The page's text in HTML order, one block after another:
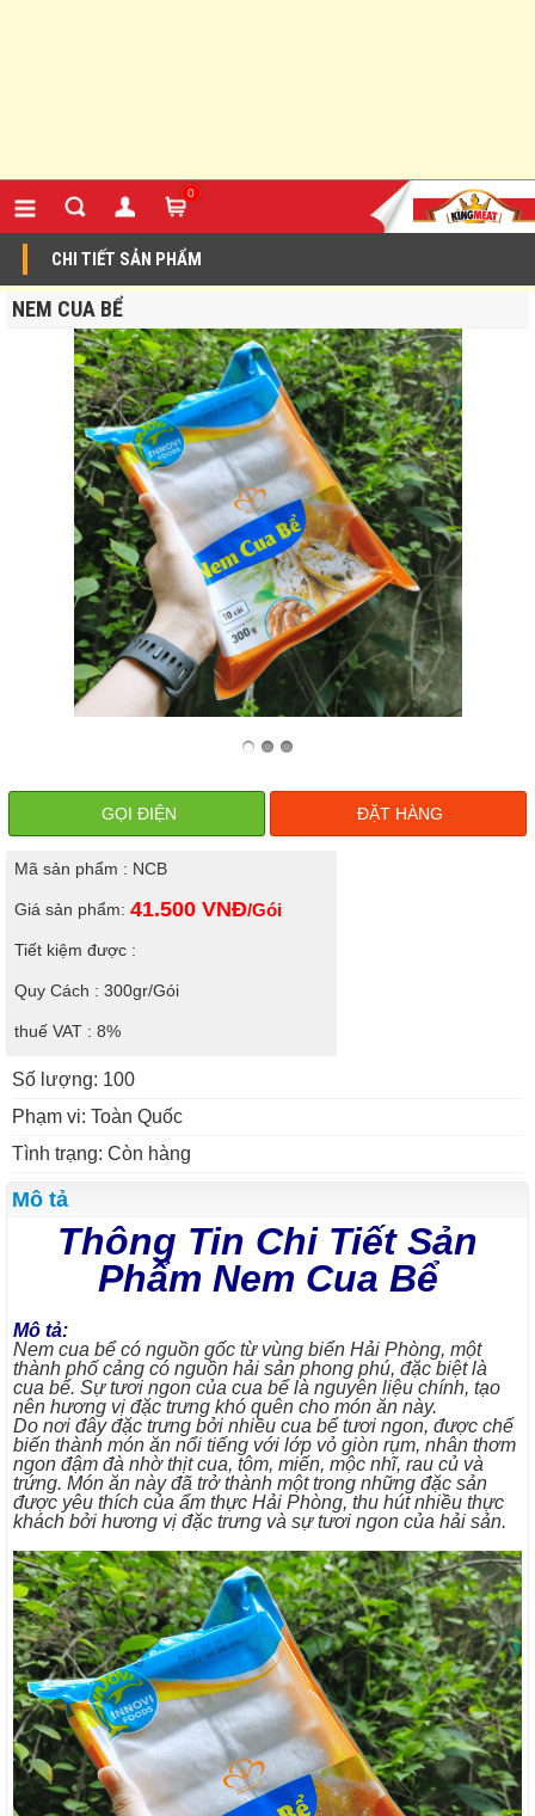
0
CHI TIẾT SẢN PHẨM
NEM CUA BỂ
GỌI ĐIỆN ĐẶT HÀNG
Mã sản phẩm : NCB
Giá sản phẩm: 41.500 VNĐ/Gói
Tiết kiệm được :
Quy Cách : 300gr/Gói
thuế VAT : 8%
Số lượng: 100
Phạm vi: Toàn Quốc
Tình trạng: Còn hàng
Mô tả
Thông Tin Chi Tiết Sản
Phẩm Nem Cua Bể
Mô tả:
Nem cua bể có nguồn gốc từ vùng biển Hải Phòng, một
thành phố cảng có nguồn hải sản phong phú, đặc biệt là
cua bể. Sự tươi ngon của cua bể là nguyên liệu chính, tạo
nên hương vị đặc trưng khó quên cho món ăn này.
Do nơi đây đặc trưng bởi nhiều cua bể tươi ngon, được chế
biến thành món ăn nổi tiếng với lớp vỏ giòn rụm, nhân thơm
ngon đậm đà nhờ thịt cua, tôm, miến, mộc nhĩ, rau củ và
trứng. Món ăn này đã trở thành một trong những đặc sản
được yêu thích của ẩm thực Hải Phòng, thu hút nhiều thực
khách bởi hương vị đặc trưng và sự tươi ngon của hải sản.